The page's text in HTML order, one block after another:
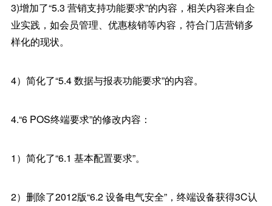
3)增加了“5.3 营销支持功能要求”的内容，相关内容来自企
业实践，如会员管理、优惠核销等内容，符合门店营销多
样化的现状。
4）简化了“5.4 数据与报表功能要求”的内容。
4.“6 POS终端要求”的修改内容：
1）简化了“6.1 基本配置要求”。
2）删除了2012版“6.2 设备电气安全”，终端设备获得3C认